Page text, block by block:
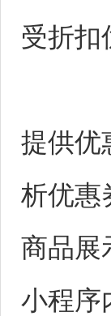
受折扣
提供优
析优惠
商品展
小程序